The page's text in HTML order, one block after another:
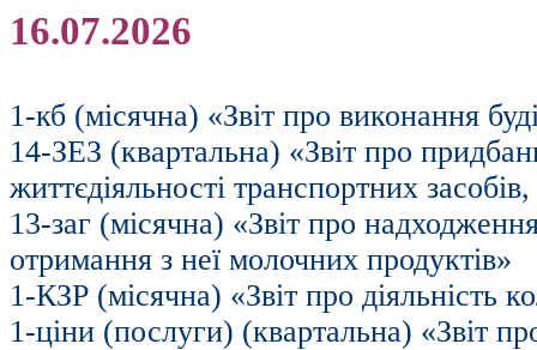
16.07.2026
1-кб (місячна) «Звіт про виконання
14-ЗЕЗ (квартальна) «Звіт про
життєдіяльності транспортних
13-заг (місячна) «Звіт про
отримання з неї молочних продуктів»
1-КЗР (місячна) «Звіт про діяльність
1-ціни (послуги) (квартальна) «Звіт